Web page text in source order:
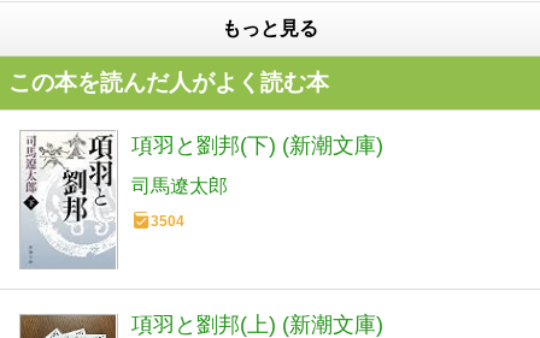
もっと見る
この本を読んだ人がよく読む本
項羽と劉邦(下) (新潮文庫)
司馬遼太郎
3504
項羽と劉邦(上) (新潮文庫)